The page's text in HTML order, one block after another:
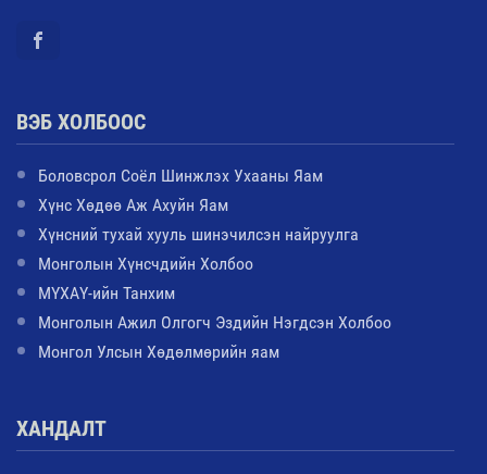
ВЭБ ХОЛБООС
Боловсрол Соёл Шинжлэх Ухааны Яам
Хүнс Хөдөө Аж Ахуйн Яам
Хүнсний тухай хууль шинэчилсэн найруулга
Монголын Хүнсчдийн Холбоо
МҮХАҮ-ийн Танхим
Монголын Ажил Олгогч Эздийн Нэгдсэн Холбоо
Монгол Улсын Хөдөлмөрийн яам
ХАНДАЛТ